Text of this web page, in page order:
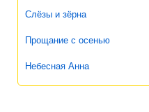
Слёзы и зёрна
Прощание с осенью
Небесная Анна